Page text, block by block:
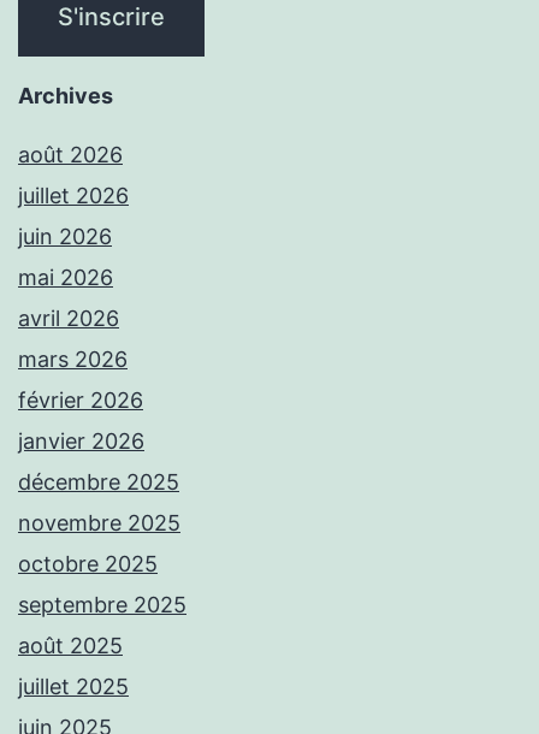
Archives
août 2026
juillet 2026
juin 2026
mai 2026
avril 2026
mars 2026
février 2026
janvier 2026
décembre 2025
novembre 2025
octobre 2025
septembre 2025
août 2025
juillet 2025
juin 2025